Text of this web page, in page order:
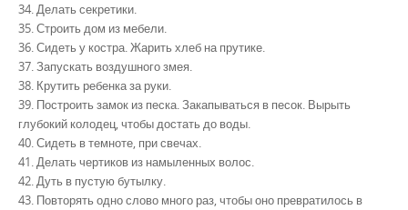
34. Делать секретики.
35. Строить дом из мебели.
36. Сидеть у костра. Жарить хлеб на прутике.
37. Запускать воздушного змея.
38. Крутить ребенка за руки.
39. Построить замок из песка. Закапываться в песок. Вырыть
глубокий колодец, чтобы достать до воды.
40. Сидеть в темноте, при свечах.
41. Делать чертиков из намыленных волос.
42. Дуть в пустую бутылку.
43. Повторять одно слово много раз, чтобы оно превратилось в